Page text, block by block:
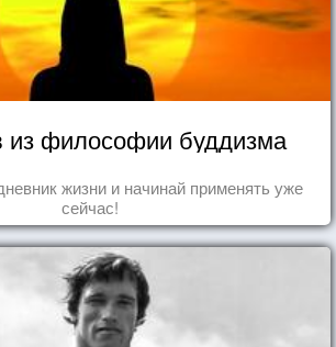
из философии буддизма
жизни и начинай применять уже
сейчас!